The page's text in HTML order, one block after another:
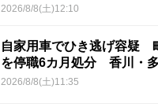
2026/8/8(土)12:10
自家用車でひき逃げ容疑
を停職6カ月処分 香川・
2026/8/8(土)11:35